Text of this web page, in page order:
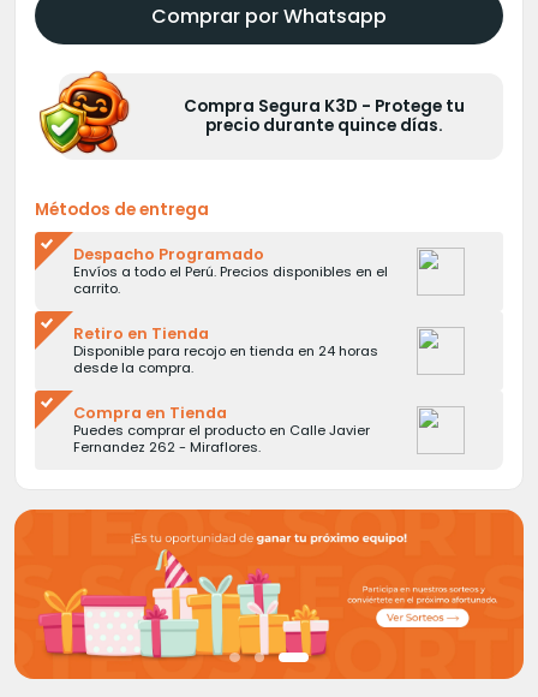
Comprar por Whatsapp
Compra Segura K3D - Protege tu
precio durante quince días.
Métodos de entrega
Despacho Programado
Envíos a todo el Perú. Precios disponibles en el
carrito.
Retiro en Tienda
Disponible para recojo en tienda en 24 horas
desde la compra.
Compra en Tienda
Puedes comprar el producto en Calle Javier
Fernandez 262 - Miraflores.